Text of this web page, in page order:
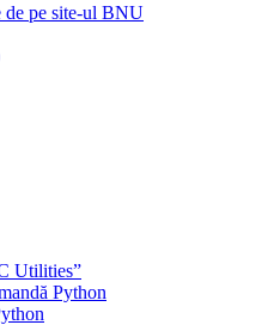
de pe site-ul BNU
Utilities”
Python